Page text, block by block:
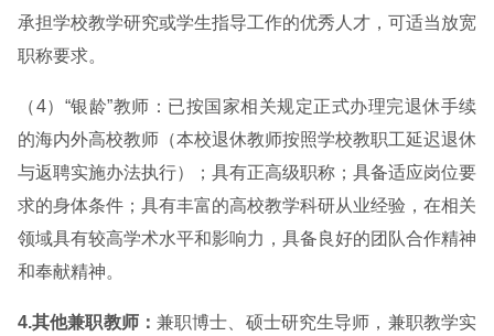
承担学校教学研究或学生指导工作的优秀人才，可适当放宽
职称要求。
（4）“银龄”教师：已按国家相关规定正式办理完退休手续
的海内外高校教师（本校退休教师按照学校教职工延迟退休
与返聘实施办法执行）；具有正高级职称；具备适应岗位要
求的身体条件；具有丰富的高校教学科研从业经验，在相关
领域具有较高学术水平和影响力，具备良好的团队合作精神
和奉献精神。
4.其他兼职教师： 兼职博士、硕士研究生导师，兼职教学实